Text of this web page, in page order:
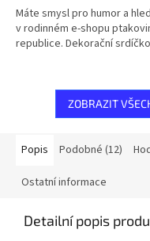
Máte smysl pro humor a
v rodinném e-shopu
republice. Dekorační
ZOBRAZIT
Popis Podobné (12)
Ostatní informace
Detailní popis